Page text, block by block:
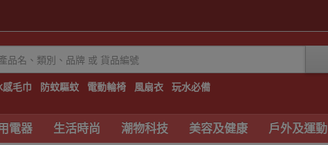
感毛巾 防蚊驅蚊 電動輪椅 風扇衣 玩水必備
電器 生活時尚 潮物科技 美容及健康 戶外及運動